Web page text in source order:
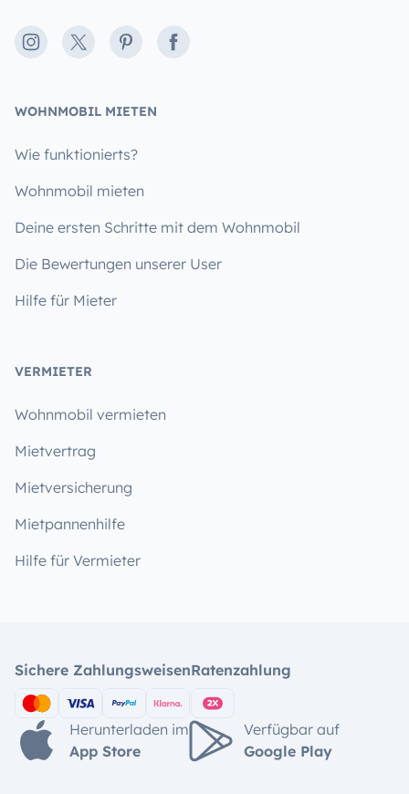
Instagram
X PinterestFacebook
WOHNMOBIL MIETEN
Wie funktionierts?
Wohnmobil mieten
Deine ersten Schritte mit dem Wohnmobil
Die Bewertungen unserer User
Hilfe für Mieter
VERMIETER
Wohnmobil vermieten
Mietvertrag
Mietversicherung
Mietpannenhilfe
Hilfe für Vermieter
Sichere ZahlungsweisenRatenzahlung
Herunterladen im
App Store
Verfügbar auf
Google Play